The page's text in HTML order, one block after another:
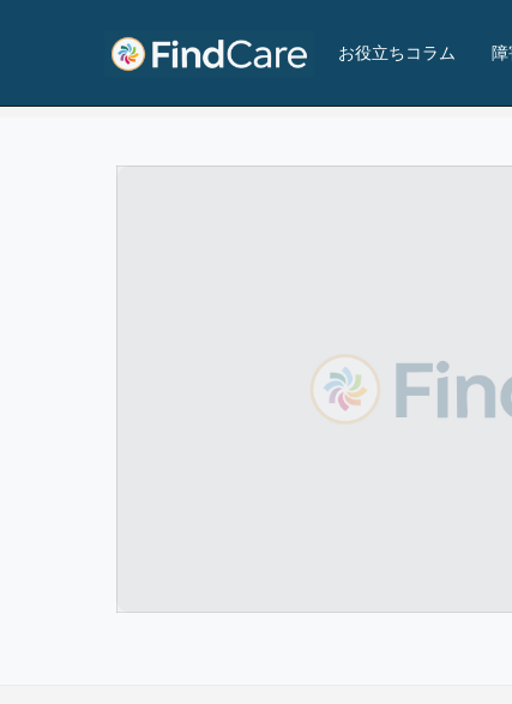
お役立ちコラム
第三野の花学園